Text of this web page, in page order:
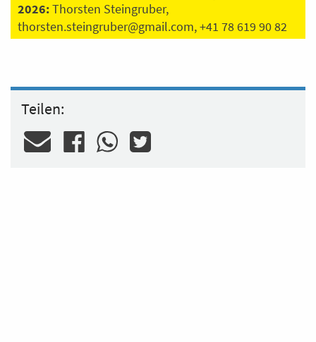
2026:Thorsten Steingruber,
thorsten.steingruber@gmail.com, +41 78 619 90 82
Teilen: